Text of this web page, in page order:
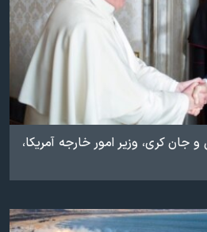
جان کری، وزیر امور خارجه آمریکا،